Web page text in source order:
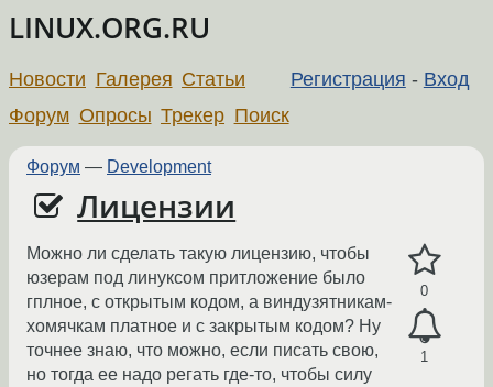
LINUX.ORG.RU
Регистрация - Вход
Новости Галерея Статьи
Форум Опросы Трекер Поиск
Форум — Development
Лицензии
0
1
Можно ли сделать такую лицензию, чтобы
юзерам под линуксом притложение было
гплное, с открытым кодом, а виндузятникам-
хомячкам платное и с закрытым кодом? Ну
точнее знаю, что можно, если писать свою,
но тогда ее надо регать где-то, чтобы силу